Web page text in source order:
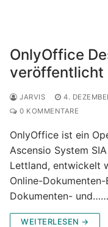
OnlyOffice
veröffentlicht
JARVIS 4.
0 KOMMENTARE
OnlyOffice ist ein
Ascensio System
Lettland, entwickelt
Online-
Dokumenten- und……
WEITERLESEN →